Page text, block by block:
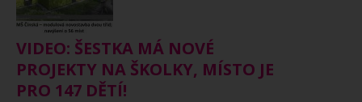
VIDEO: ŠESTKA MÁ NOVÉ
PROJEKTY NA ŠKOLKY, MÍSTO JE
PRO 147 DĚTÍ!